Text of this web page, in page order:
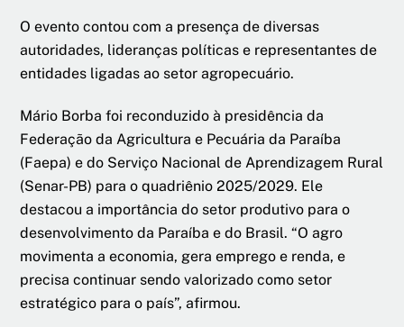
O evento contou com a presença de diversas
autoridades, lideranças políticas e representantes de
entidades ligadas ao setor agropecuário.
Mário Borba foi reconduzido à presidência da
Federação da Agricultura e Pecuária da Paraíba
(Faepa) e do Serviço Nacional de Aprendizagem Rural
(Senar-PB) para o quadriênio 2025/2029. Ele
destacou a importância do setor produtivo para o
desenvolvimento da Paraíba e do Brasil. “O agro
movimenta a economia, gera emprego e renda, e
precisa continuar sendo valorizado como setor
estratégico para o país”, afirmou.